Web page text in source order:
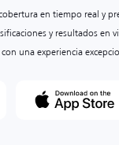
en tiempo real y
y resultados en
una experiencia